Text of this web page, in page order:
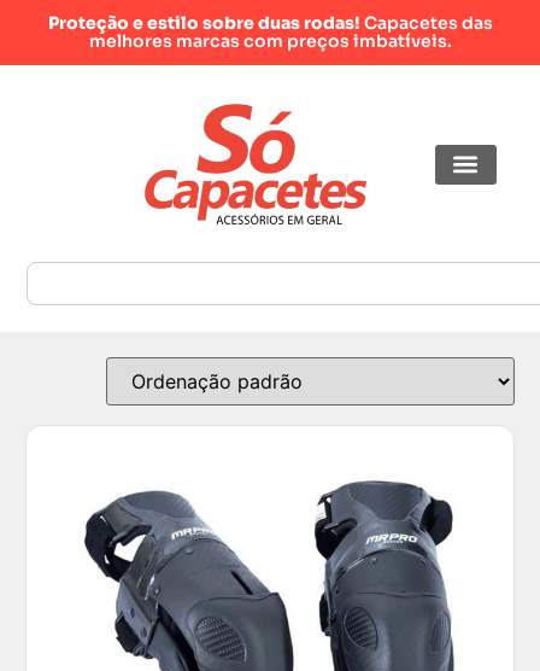
Proteção e estilo sobre duas rodas! Capacetes das
melhores marcas com preços imbatíveis.